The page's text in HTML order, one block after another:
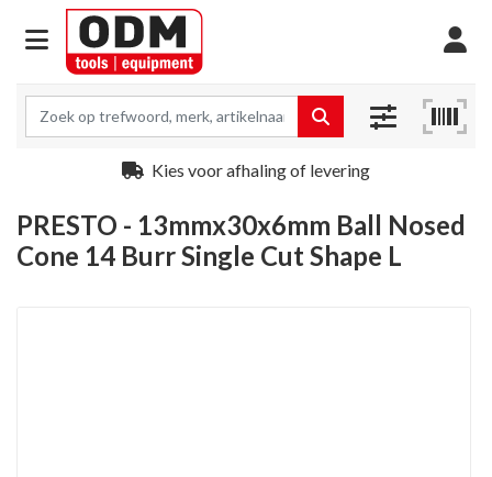
Kies voor afhaling of levering
PRESTO - 13mmx30x6mm Ball Nosed
Cone 14 Burr Single Cut Shape L